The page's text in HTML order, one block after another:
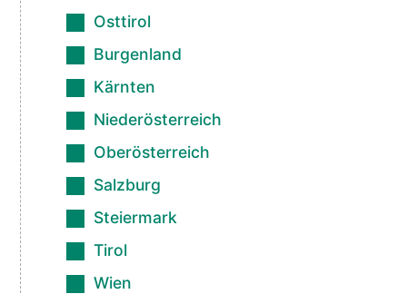
Osttirol
Burgenland
Kärnten
Niederösterreich
Oberösterreich
Salzburg
Steiermark
Tirol
Wien